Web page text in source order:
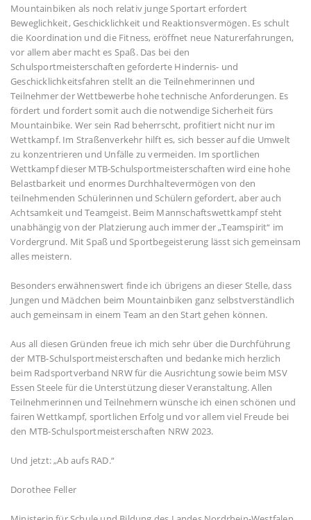
Mountainbiken als noch relativ junge Sportart erfordert
Beweglichkeit, Geschicklichkeit und Reaktionsvermögen. Es schult
die Koordination und die Fitness, eröffnet neue Naturerfahrungen,
vor allem aber macht es Spaß. Das bei den
Schulsportmeisterschaften geforderte Hindernis- und
Geschicklichkeitsfahren stellt an die Teilnehmerinnen und
Teilnehmer der Wettbewerbe hohe technische Anforderungen. Es
fördert und fordert somit auch die notwendige Sicherheit fürs
Mountainbike. Wer sein Rad beherrscht, profitiert nicht nur im
Wettkampf. Im Straßenverkehr hilft es, sich besser auf die Umwelt
zu konzentrieren und Unfälle zu vermeiden. Im sportlichen
Wettkampf dieser MTB-Schulsportmeisterschaften wird eine hohe
Belastbarkeit und enormes Durchhaltevermögen von den
teilnehmenden Schülerinnen und Schülern gefordert, aber auch
Achtsamkeit und Teamgeist. Beim Mannschaftswettkampf steht
unabhängig von der Platzierung auch immer der „Teamspirit“ im
Vordergrund. Mit Spaß und Sportbegeisterung lässt sich gemeinsam
alles meistern.
Besonders erwähnenswert finde ich übrigens an dieser Stelle, dass
Jungen und Mädchen beim Mountainbiken ganz selbstverständlich
auch gemeinsam in einem Team an den Start gehen können.
Aus all diesen Gründen freue ich mich sehr über die Durchführung
der MTB-Schulsportmeisterschaften und bedanke mich herzlich
beim Radsportverband NRW für die Ausrichtung sowie beim MSV
Essen Steele für die Unterstützung dieser Veranstaltung. Allen
Teilnehmerinnen und Teilnehmern wünsche ich einen schönen und
fairen Wettkampf, sportlichen Erfolg und vor allem viel Freude bei
den MTB-Schulsportmeisterschaften NRW 2023.
Und jetzt: „Ab aufs RAD.“
Dorothee Feller